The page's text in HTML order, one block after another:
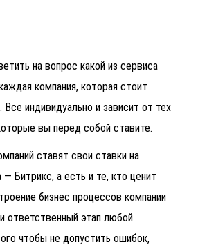
на вопрос какой из сервиса
компания, которая стоит
индивидуально и зависит от тех
вы перед собой ставите.
ставят свои ставки на
Битрикс, а есть и те, кто ценит
бизнес процессов компании
ответственный этап любой
чтобы не допустить ошибок,